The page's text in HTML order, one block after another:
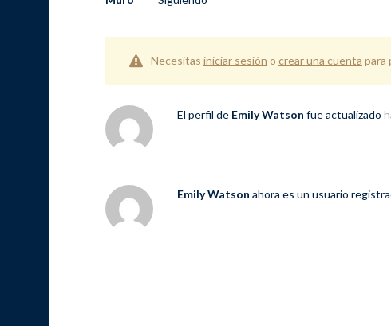
Necesitas iniciar sesión o crear una cuenta para
El perfil de Emily Watson fue actualizado
Emily Watson ahora es un usuario